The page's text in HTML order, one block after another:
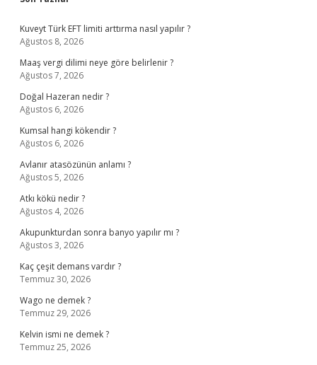
Sidebar
Kuveyt Türk EFT limiti arttırma nasıl yapılır ?
Ağustos 8, 2026
Maaş vergi dilimi neye göre belirlenir ?
Ağustos 7, 2026
Doğal Hazeran nedir ?
Ağustos 6, 2026
Kumsal hangi kökendir ?
Ağustos 6, 2026
Avlanır atasözünün anlamı ?
Ağustos 5, 2026
Atkı kökü nedir ?
Ağustos 4, 2026
Akupunkturdan sonra banyo yapılır mı ?
Ağustos 3, 2026
Kaç çeşit demans vardır ?
Temmuz 30, 2026
Wago ne demek ?
Temmuz 29, 2026
Kelvin ismi ne demek ?
Temmuz 25, 2026